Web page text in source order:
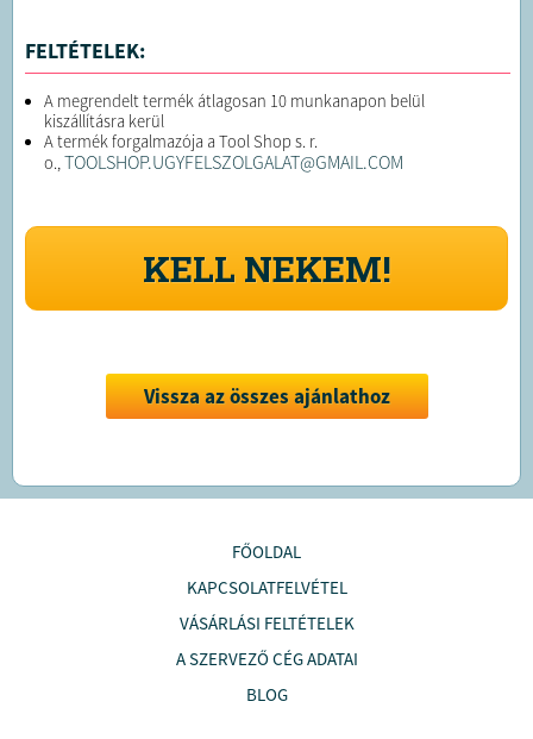
FELTÉTELEK:
A megrendelt termék átlagosan 10 munkanapon belül
kiszállításra kerül
A termék forgalmazója a Tool Shop s. r.
o.,TOOLSHOP.UGYFELSZOLGALAT@GMAIL.COM
KELL NEKEM!
Vissza az összes ajánlathoz
FŐOLDAL
KAPCSOLATFELVÉTEL
VÁSÁRLÁSI FELTÉTELEK
A SZERVEZŐ CÉG ADATAI
BLOG